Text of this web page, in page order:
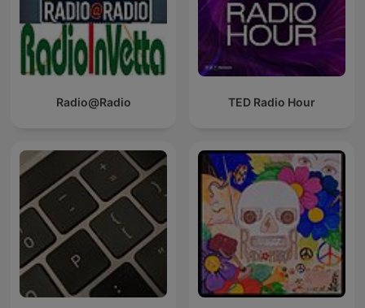
Radio@Radio TED Radio Hour